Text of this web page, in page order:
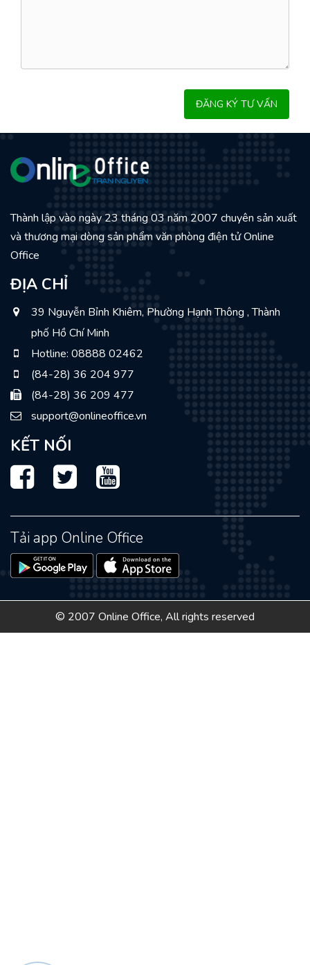
Thành lập vào ngày 23 tháng 03 năm 2007 chuyên sản xuất
và thương mại dòng sản phẩm văn phòng điện tử Online
Office
ĐỊA CHỈ
39 Nguyễn Bỉnh Khiêm, Phường Hạnh Thông , Thành
phố Hồ Chí Minh
Hotline: 08888 02462
(84-28) 36 204 977
(84-28) 36 209 477
support@onlineoffice.vn
KẾT NỐI
Facebook
TwitterYoutube
Tải app Online Office
© 2007 Online Office, All rights reserved